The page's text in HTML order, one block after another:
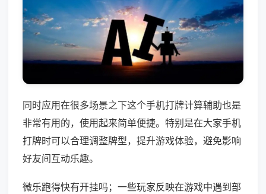
同时应用在很多场景之下这个手机打牌计算辅助也是
非常有用的，使用起来简单便捷。特别是在大家手机
打牌时可以合理调整牌型，提升游戏体验，避免影响
好友间互动乐趣。
微乐跑得快有开挂吗；一些玩家反映在游戏中遇到部